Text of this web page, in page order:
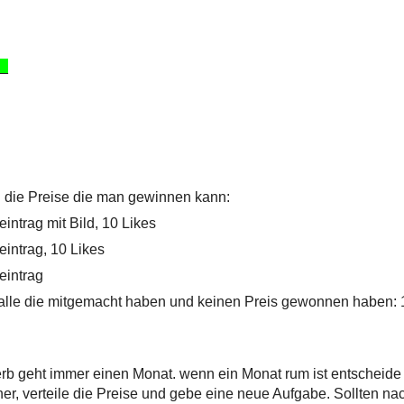
Preise die man gewinnen kann:
mit Bild, 10 Likes
10 Likes
die mitgemacht haben und keinen Preis gewonnen haben:
geht immer einen Monat. wenn ein Monat rum ist entscheide
verteile die Preise und gebe eine neue Aufgabe. Sollten